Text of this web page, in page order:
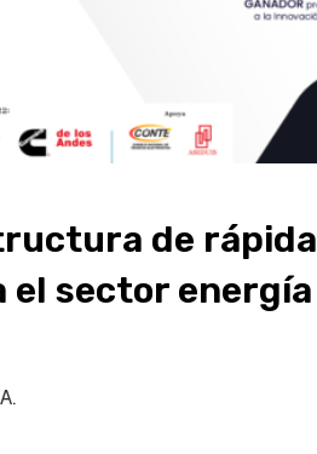
de rápida
sector energía